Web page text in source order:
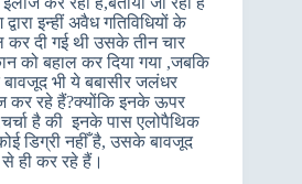
इन्हीं अवैध गतिविधियों के
दी गई थी उसके तीन चार
को बहाल कर दिया गया ,जबकि
भी ये बबासीर जलंधर
कर रहे हैं?क्योंकि इनके ऊपर
है की इनके पास एलोपैथिक
डिग्री नहीँ है, उसके बावजूद
ही कर रहे हैं।